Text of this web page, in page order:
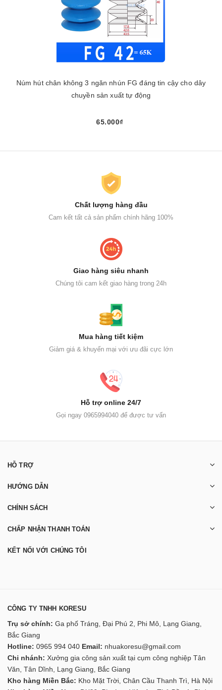
Núm hút chân không 3 ngăn nhún FG đáng tin cậy cho dây
chuyền sản xuất tự động
65.000₫
Chất lượng hàng đầu
Cam kết tất cả sản phẩm chính hãng 100%
Giao hàng siêu nhanh
Chúng tôi cam kết giao hàng trong 24h
Mua hàng tiết kiệm
Giảm giá & khuyến mại với ưu đãi cực lớn
Hỗ trợ online 24/7
Gọi ngay 0965994040 để được tư vấn
HỖ TRỢ
HƯỚNG DẪN
CHÍNH SÁCH
CHẤP NHẬN THANH TOÁN
KẾT NỐI VỚI CHÚNG TÔI
CÔNG TY TNHH KORESU
Trụ sở chính: Ga phố Tráng, Đại Phú 2, Phi Mô, Lạng Giang,
Bắc Giang
Hotline: 0965 994 040 Email: nhuakoresu@gmail.com
Chi nhánh: Xưởng gia công sản xuất tại cụm công nghiệp Tân
Văn, Tân Dĩnh, Lạng Giang, Bắc Giang
Kho hàng Miền Bắc: Kho Mặt Trời, Chân Cầu Thanh Trì, Hà Nội